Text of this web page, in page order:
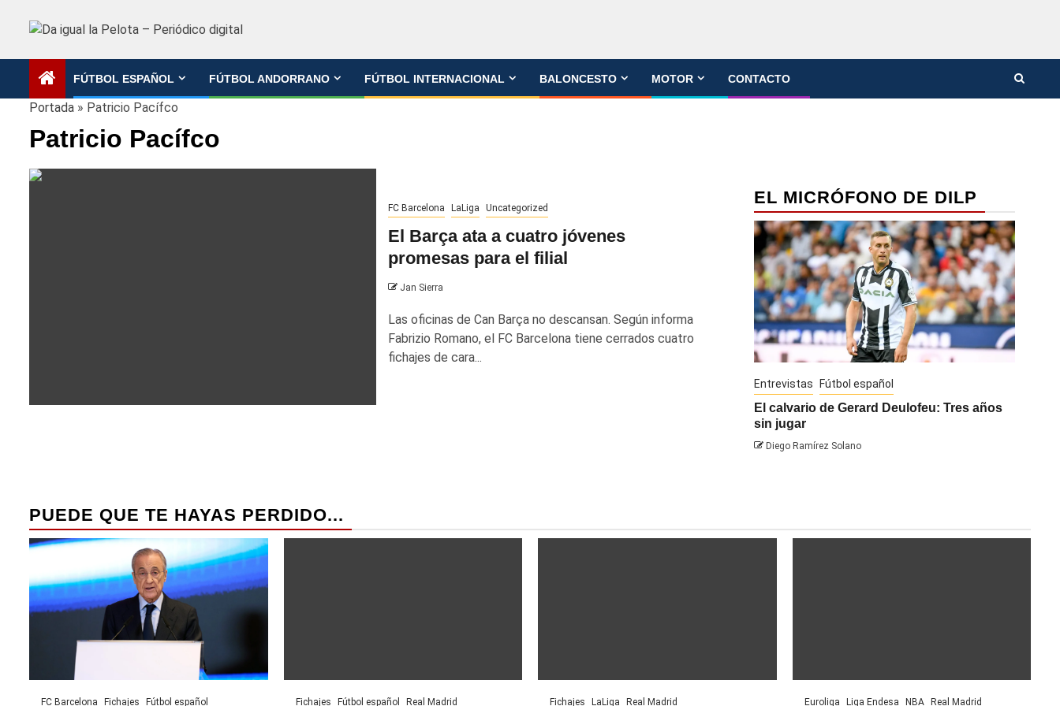
FÚTBOL ESPAÑOL FÚTBOL ANDORRANO FÚTBOL INTERNACIONAL BALONCESTO MOTOR CONTACTO
Portada » Patricio Pacífco
Patricio Pacífco
FC Barcelona LaLiga Uncategorized
El Barça ata a cuatro jóvenes
promesas para el filial
Jan Sierra
Las oficinas de Can Barça no descansan. Según informa
Fabrizio Romano, el FC Barcelona tiene cerrados cuatro
fichajes de cara...
EL MICRÓFONO DE DILP
Entrevistas Fútbol español
El calvario de Gerard Deulofeu: Tres años
sin jugar
Diego Ramírez Solano
PUEDE QUE TE HAYAS PERDIDO...
FC Barcelona Fichajes Fútbol español Fichajes Fútbol español Real Madrid Fichajes LaLiga Real Madrid Euroliga Liga Endesa NBA Real Madrid